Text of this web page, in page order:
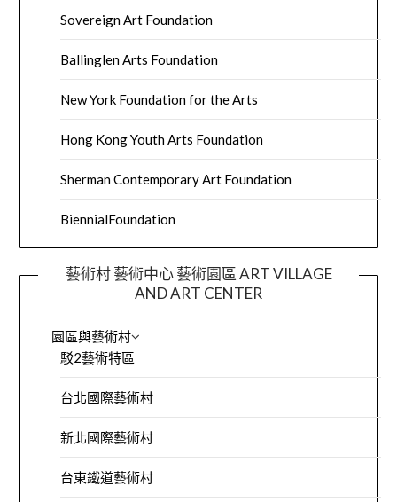
Sovereign Art Foundation
Ballinglen Arts Foundation
New York Foundation for the Arts
Hong Kong Youth Arts Foundation
Sherman Contemporary Art Foundation
BiennialFoundation
藝術村 藝術中心 藝術園區 ART VILLAGE
AND ART CENTER
園區與藝術村
駁2藝術特區
台北國際藝術村
新北國際藝術村
台東鐵道藝術村